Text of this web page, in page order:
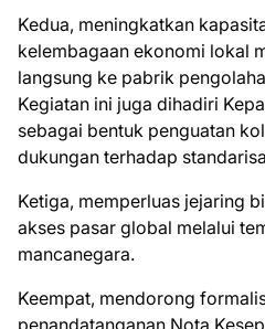
Kedua, meningkatkan
kelembagaan ekonomi lokal
langsung ke pabrik
Kegiatan ini juga dihadiri
sebagai bentuk penguatan
dukungan terhadap
Ketiga, memperluas jejaring
akses pasar global melalui
mancanegara.
Keempat, mendorong
penandatanganan Nota